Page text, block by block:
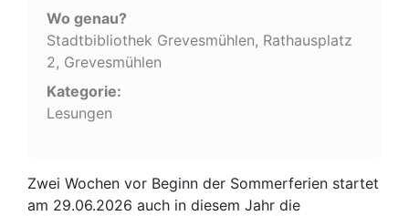
Wo genau?
Stadtbibliothek Grevesmühlen, Rathausplatz
2, Grevesmühlen
Kategorie:
Lesungen
Zwei Wochen vor Beginn der Sommerferien startet
am 29.06.2026 auch in diesem Jahr die